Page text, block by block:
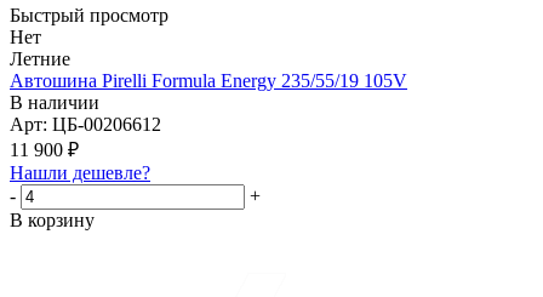
Быстрый просмотр
Нет
Летние
Автошина Pirelli Formula Energy 235/55/19 105V
В наличии
Арт: ЦБ-00206612
11 900 ₽
Нашли дешевле?
-
+
В корзину